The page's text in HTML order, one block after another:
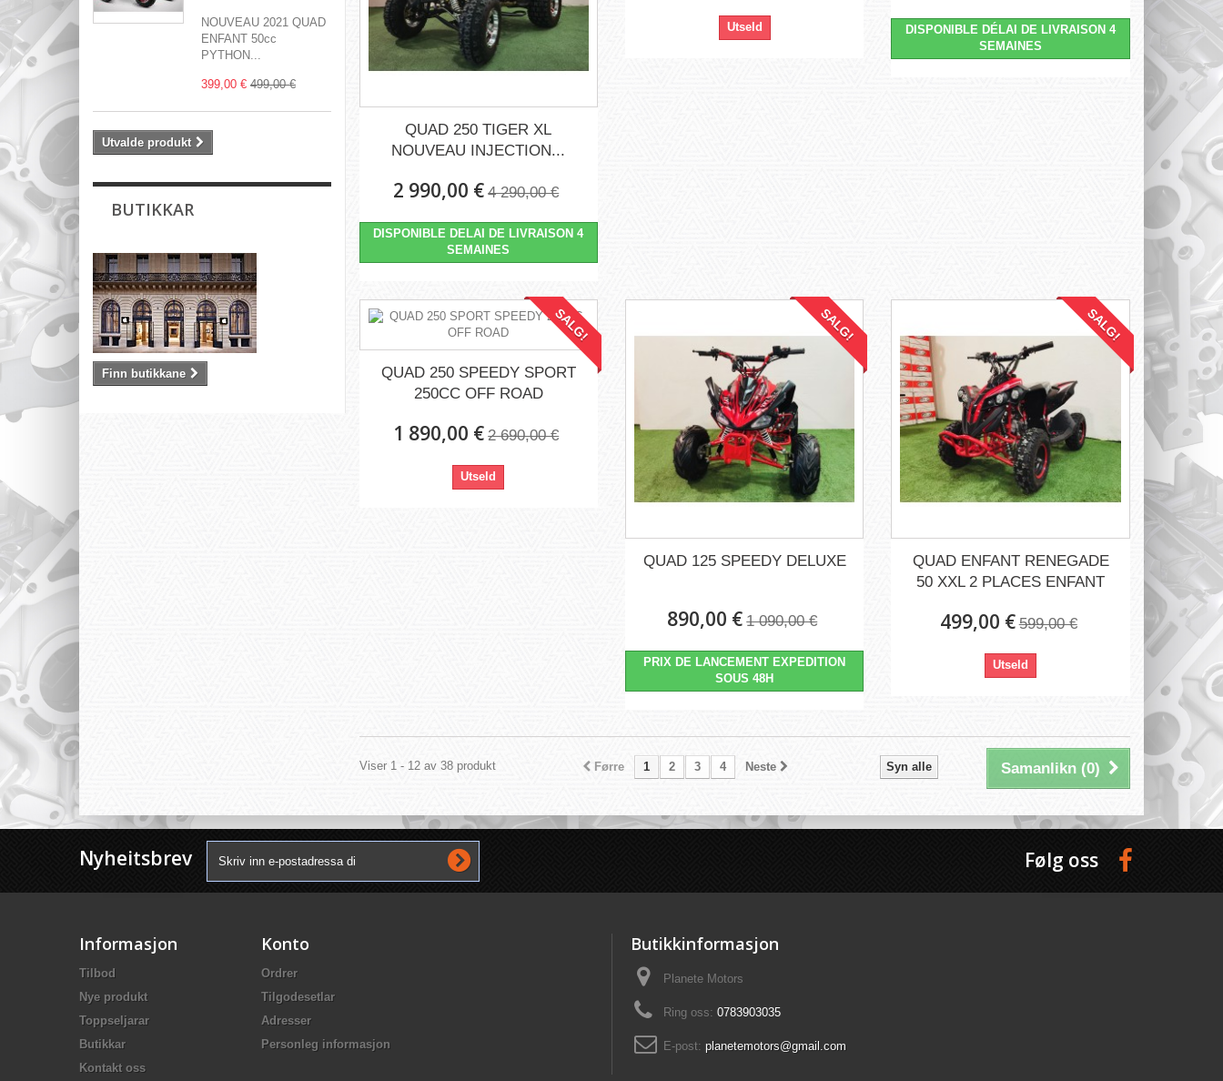
NOUVEAU 2021 QUAD
ENFANT 50cc
PYTHON...
399,00 € 499,00 €
Utvalde produkt
BUTIKKAR
Finn butikkane
QUAD 250 TIGER XL
NOUVEAU INJECTION...
2 990,00 € 4 290,00 €
DISPONIBLE DELAI DE LIVRAISON 4
SEMAINES
Utseld
DISPONIBLE DÉLAI DE LIVRAISON 4
SEMAINES
SALG!
QUAD 250 SPEEDY SPORT
250CC OFF ROAD
1 890,00 € 2 690,00 €
Utseld
SALG!
QUAD 125 SPEEDY DELUXE
890,00 € 1 090,00 €
PRIX DE LANCEMENT EXPEDITION
SOUS 48H
SALG!
QUAD ENFANT RENEGADE
50 XXL 2 PLACES ENFANT
499,00 € 599,00 €
Utseld
Samanlikn (0)
Syn alle
Førre 1 2 3 4 Neste
Viser 1 - 12 av 38 produkt
Nyheitsbrev Følg oss
Informasjon
Tilbod
Nye produkt
Toppseljarar
Butikkar
Kontakt oss
Konto
Ordrer
Tilgodesetlar
Adresser
Personleg informasjon
Butikkinformasjon
Planete Motors
Ring oss: 0783903035
E-post: planetemotors@gmail.com